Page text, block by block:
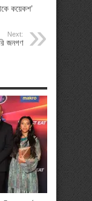
কয়েকশ’
Next:
জনগণ